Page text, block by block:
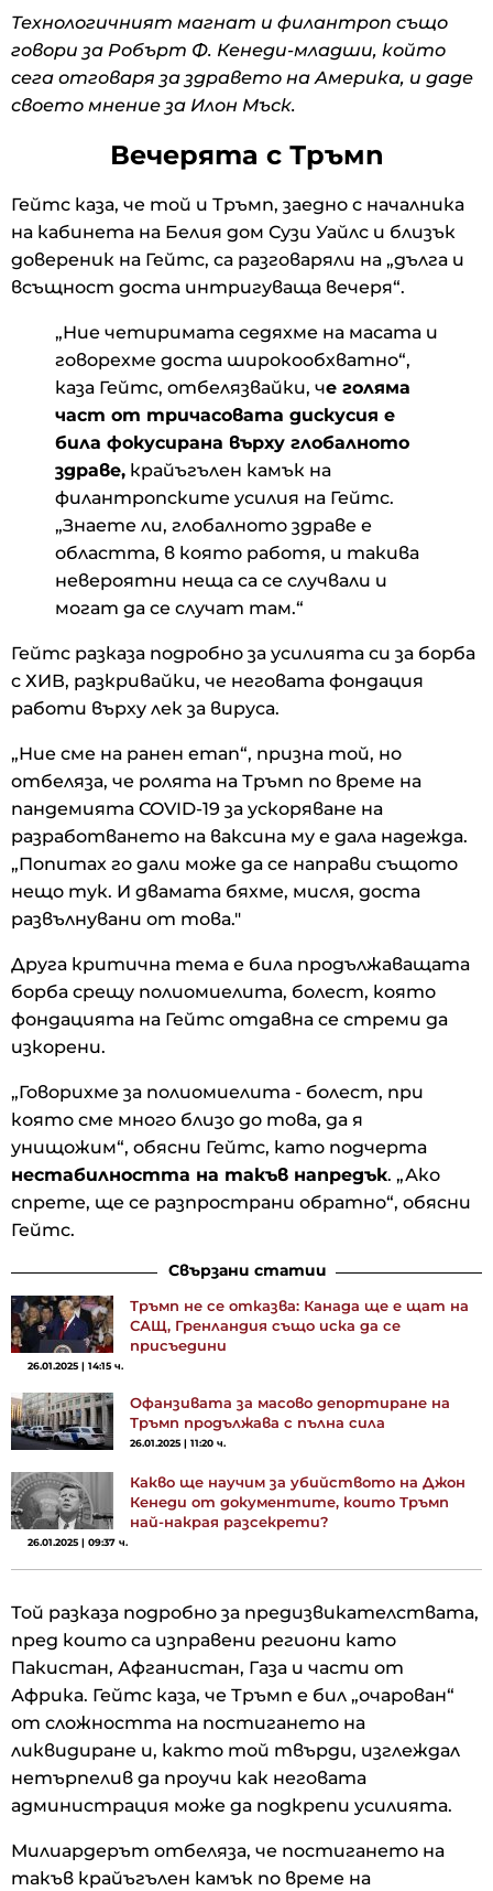
Технологичният магнат и филантроп също
говори за Робърт Ф. Кенеди-младши, който
сега отговаря за здравето на Америка, и даде
своето мнение за Илон Мъск.
Вечерята с Тръмп
Гейтс каза, че той и Тръмп, заедно с началника
на кабинета на Белия дом Сузи Уайлс и близък
довереник на Гейтс, са разговаряли на „дълга и
всъщност доста интригуваща вечеря“.
„Ние четиримата седяхме на масата и
говорехме доста широкообхватно“,
каза Гейтс, отбелязвайки, че голяма
част от тричасовата дискусия е
била фокусирана върху глобалното
здраве, крайъгълен камък на
филантропските усилия на Гейтс.
„Знаете ли, глобалното здраве е
областта, в която работя, и такива
невероятни неща са се случвали и
могат да се случат там.“
Гейтс разказа подробно за усилията си за борба
с ХИВ, разкривайки, че неговата фондация
работи върху лек за вируса.
„Ние сме на ранен етап“, призна той, но
отбеляза, че ролята на Тръмп по време на
пандемията COVID-19 за ускоряване на
разработването на ваксина му е дала надежда.
„Попитах го дали може да се направи същото
нещо тук. И двамата бяхме, мисля, доста
развълнувани от това."
Друга критична тема е била продължаващата
борба срещу полиомиелита, болест, която
фондацията на Гейтс отдавна се стреми да
изкорени.
„Говорихме за полиомиелита - болест, при
която сме много близо до това, да я
унищожим“, обясни Гейтс, като подчерта
нестабилността на такъв напредък. „Ако
спрете, ще се разпространи обратно“, обясни
Гейтс.
Свързани статии
Тръмп не се отказва: Канада ще е щат на
САЩ, Гренландия също иска да се
присъедини
26.01.2025 | 14:15 ч.
Офанзивата за масово депортиране на
Тръмп продължава с пълна сила
26.01.2025 | 11:20 ч.
Какво ще научим за убийството на Джон
Кенеди от документите, които Тръмп
най-накрая разсекрети?
26.01.2025 | 09:37 ч.
Той разказа подробно за предизвикателствата,
пред които са изправени региони като
Пакистан, Афганистан, Газа и части от
Африка. Гейтс каза, че Тръмп е бил „очарован“
от сложността на постигането на
ликвидиране и, както той твърди, изглеждал
нетърпелив да проучи как неговата
администрация може да подкрепи усилията.
Милиардерът отбеляза, че постигането на
такъв крайъгълен камък по време на